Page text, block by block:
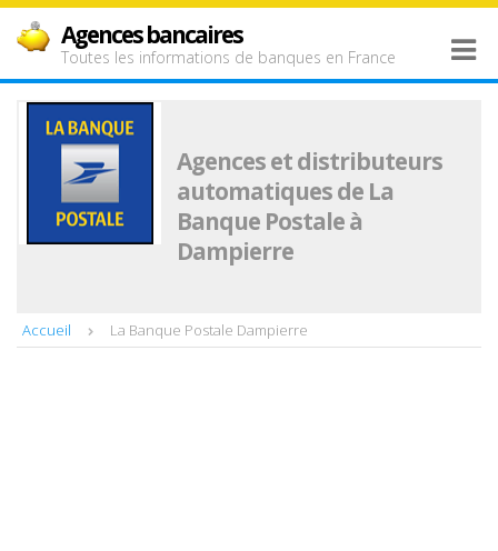
Agences bancaires
Toutes les informations de banques en France
Agences et distributeurs
automatiques de La
Banque Postale à
Dampierre
Accueil La Banque Postale Dampierre